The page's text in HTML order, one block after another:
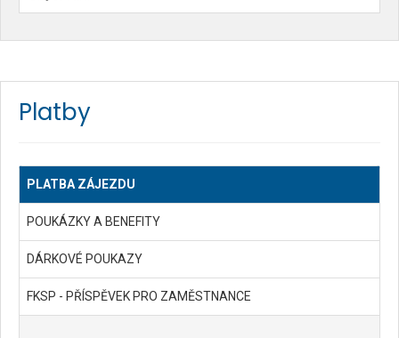
Platby
PLATBA ZÁJEZDU
POUKÁZKY A BENEFITY
DÁRKOVÉ POUKAZY
FKSP - PŘÍSPĚVEK PRO ZAMĚSTNANCE